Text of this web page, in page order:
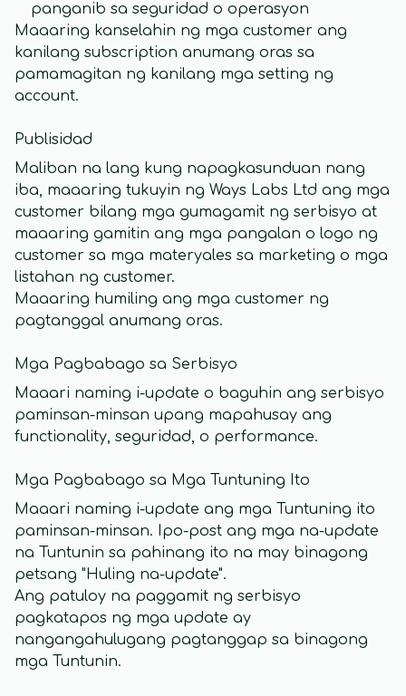
panganib sa seguridad o operasyon
Maaaring kanselahin ng mga customer ang
kanilang subscription anumang oras sa
pamamagitan ng kanilang mga setting ng
account.
Publisidad
Maliban na lang kung napagkasunduan nang
iba, maaaring tukuyin ng Ways Labs Ltd ang mga
customer bilang mga gumagamit ng serbisyo at
maaaring gamitin ang mga pangalan o logo ng
customer sa mga materyales sa marketing o mga
listahan ng customer.
Maaaring humiling ang mga customer ng
pagtanggal anumang oras.
Mga Pagbabago sa Serbisyo
Maaari naming i-update o baguhin ang serbisyo
paminsan-minsan upang mapahusay ang
functionality, seguridad, o performance.
Mga Pagbabago sa Mga Tuntuning Ito
Maaari naming i-update ang mga Tuntuning ito
paminsan-minsan. Ipo-post ang mga na-update
na Tuntunin sa pahinang ito na may binagong
petsang "Huling na-update".
Ang patuloy na paggamit ng serbisyo
pagkatapos ng mga update ay
nangangahulugang pagtanggap sa binagong
mga Tuntunin.